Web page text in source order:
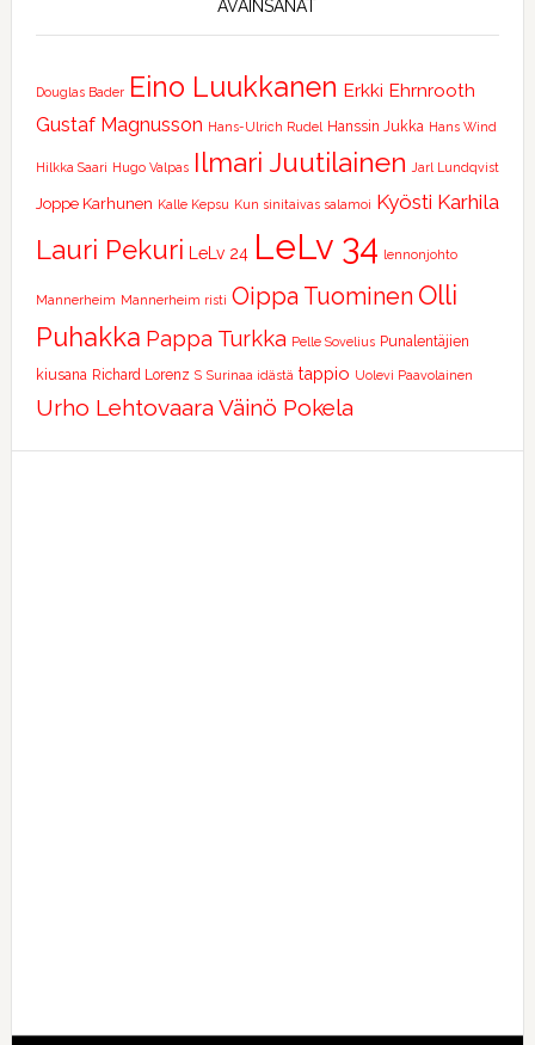
AVAINSANAT
Douglas Bader Eino Luukkanen Erkki Ehrnrooth
Gustaf Magnusson Hans-Ulrich Rudel Hanssin Jukka Hans Wind
Hilkka Saari Hugo Valpas Ilmari Juutilainen Jarl Lundqvist
Joppe Karhunen Kalle Kepsu Kun sinitaivas salamoi Kyösti Karhila
Lauri Pekuri LeLv 24 LeLv 34 lennonjohto
Mannerheim Mannerheim risti Oippa Tuominen Olli
Puhakka Pappa Turkka Pelle Sovelius Punalentäjien
kiusana Richard Lorenz S Surinaa idästä tappio Uolevi Paavolainen
Urho Lehtovaara Väinö Pokela